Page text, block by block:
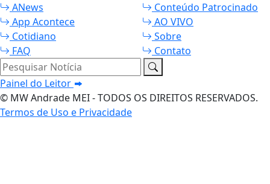
ANews
Conteúdo Patrocinado
App Acontece
AO VIVO
Cotidiano
Sobre
FAQ
Contato
Pesquisar Notícia
Painel do Leitor
© MW Andrade MEI - TODOS OS DIREITOS RESERVADOS.
Termos de Uso e Privacidade